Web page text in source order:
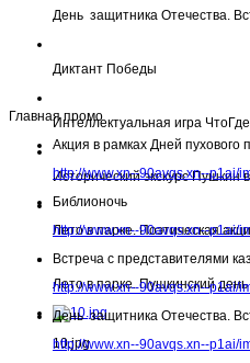
День защитника Отечества.
Диктант Победы
Интеллектуальная игра
Исторический экскурс Пушкин
Лето в парке. Поэтическая
Лето в парке. Пушкинский день
10.jpg
Главная промо
Акция в рамках Дней пухового
http://www.xn--90avqs.xn--p1ai/
Библионочь
http://www.xn--90avqs.xn--p1ai/
Встреча с представителями
http://www.xn--90avqs.xn--p1ai/
День защитника Отечества.
http://www.xn--90avqs.xn--p1ai/